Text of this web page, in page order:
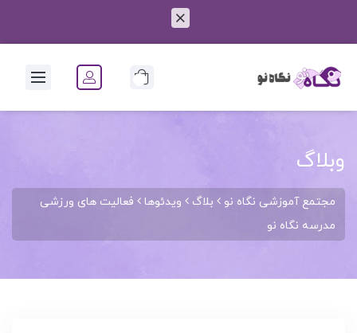
وبلاگ
مجتمع آموزشی نگاه نو بلاگ ویدئوها
فعالیت های ورزشی
مدرسه نگاه نو